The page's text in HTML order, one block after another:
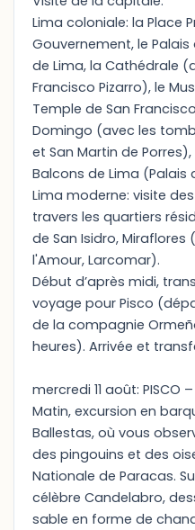
Lima coloniale: la Place
Gouvernement, le
de Lima, la Cathédrale
Francisco Pizarro), le
Temple de San
Domingo (avec les
et San Martin de
Balcons de Lima (Palais
Lima moderne: visite
travers les quartiers
de San Isidro, Miraflores
l'Amour, Larcomar).
Début d’après midi,
voyage pour Pisco
de la compagnie
heures). Arrivée et
mercredi 11 août: PISCO
Matin, excursion en
Ballestas, où vous
des pingouins et des
Nationale de Paracas.
célèbre Candelabro,
sable en forme de